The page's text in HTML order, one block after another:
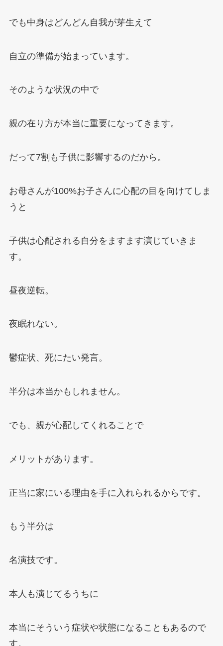
でも中身はどんどん自我が芽生えて
自立の準備が始まっています。
そのような状況の中で
親の在り方が本当に重要になってきます。
だって7割も子供に影響するのだから。
お母さんが100%お子さんに心配の目を向けてしま
うと
子供は心配される自分をますます演じていきま
す。
昼夜逆転。
夜眠れない。
鬱症状、死にたい発言。
半分は本当かもしれません。
でも、親が心配してくれることで
メリットがあります。
正当に家にいる理由を手に入れられるからです。
もう半分は
名演技です。
本人も演じてるうちに
本当にそういう症状や状態になることもあるので
す。